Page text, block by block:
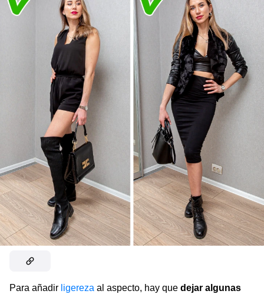
Para añadir ligereza al aspecto, hay que dejar algunas